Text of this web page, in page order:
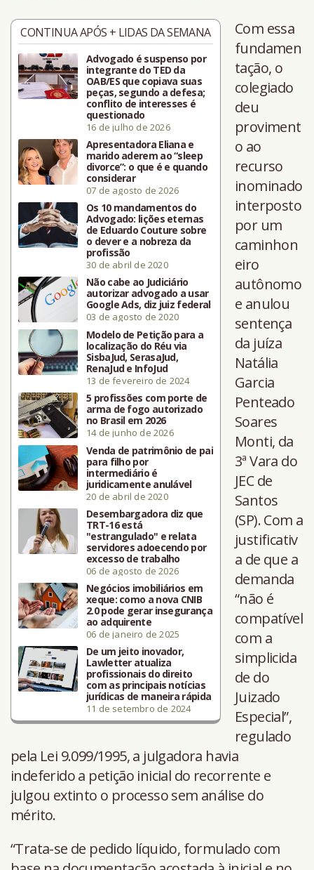
CONTINUA APÓS + LIDAS DA SEMANA
Advogado é suspenso por
integrante do TED da
OAB/ES que copiava suas
peças, segundo a defesa;
conflito de interesses é
questionado
16 de julho de 2026
Apresentadora Eliana e
marido aderem ao “sleep
divorce”: o que é e quando
considerar
07 de agosto de 2026
Os 10 mandamentos do
Advogado: lições eternas
de Eduardo Couture sobre
o dever e a nobreza da
profissão
30 de abril de 2020
Não cabe ao Judiciário
autorizar advogado a usar
Google Ads, diz juiz federal
03 de agosto de 2020
Modelo de Petição para a
localização do Réu via
SisbaJud, SerasaJud,
RenaJud e InfoJud
13 de fevereiro de 2024
5 profissões com porte de
arma de fogo autorizado
no Brasil em 2026
14 de junho de 2026
Venda de patrimônio de pai
para filho por
intermediário é
juridicamente anulável
20 de abril de 2020
Desembargadora diz que
TRT-16 está
"estrangulado" e relata
servidores adoecendo por
excesso de trabalho
06 de agosto de 2026
Negócios imobiliários em
xeque: como a nova CNIB
2.0 pode gerar insegurança
ao adquirente
06 de janeiro de 2025
De um jeito inovador,
Lawletter atualiza
profissionais do direito
com as principais notícias
jurídicas de maneira rápida
11 de setembro de 2024
Com essa
fundamen
tação, o
colegiado
deu
proviment
o ao
recurso
inominado
interposto
por um
caminhon
eiro
autônomo
e anulou
sentença
da juíza
Natália
Garcia
Penteado
Soares
Monti, da
3ª Vara do
JEC de
Santos
(SP). Com a
justificativ
a de que a
demanda
“não é
compatível
com a
simplicida
de do
Juizado
Especial”,
regulado
pela Lei 9.099/1995, a julgadora havia
indeferido a petição inicial do recorrente e
julgou extinto o processo sem análise do
mérito.
“Trata-se de pedido líquido, formulado com